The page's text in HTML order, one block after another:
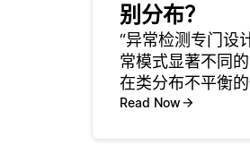
别分布？
“异常检测专门设
常模式显著不同
在类分布不平衡
为正常实例远远
Read Now